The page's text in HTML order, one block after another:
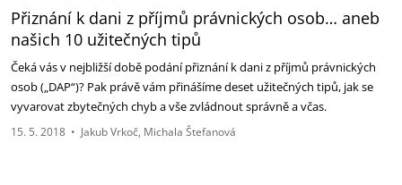
Přiznání k dani z příjmů právnických osob… aneb
našich 10 užitečných tipů
Čeká vás v nejbližší době podání přiznání k dani z příjmů právnických
osob („DAP“)? Pak právě vám přinášíme deset užitečných tipů, jak se
vyvarovat zbytečných chyb a vše zvládnout správně a včas.
15. 5. 2018 • Jakub Vrkoč Michala Štefanová